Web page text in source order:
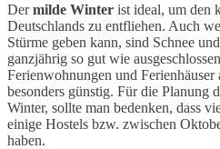
Dermilde Winter ist ideal, um den
Deutschlands zu entfliehen. Auch
Stürme geben kann, sind Schnee
ganzjährig so gut wie
Ferienwohnungen und Ferienhäuser
besonders günstig. Für die Planung
Winter, sollte man bedenken, dass
einige Hostels bzw. zwischen
haben.